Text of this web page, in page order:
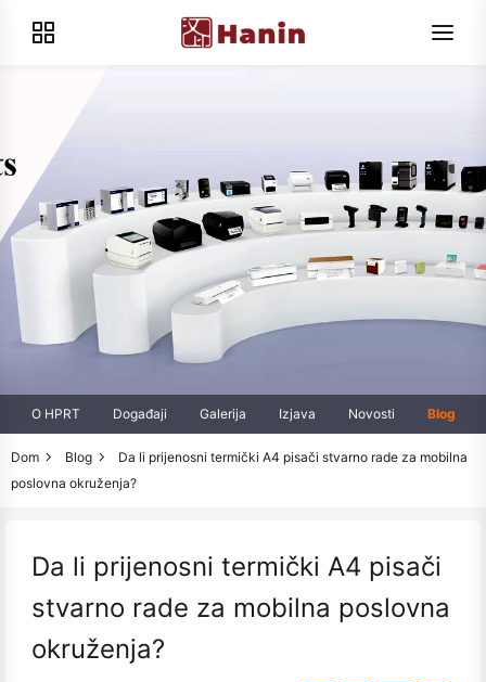
O HPRT Događaji Galerija Izjava Novosti Blog
Dom Blog
Da li prijenosni termički A4 pisači stvarno rade za mobilna
poslovna okruženja?
Da li prijenosni termički A4 pisači
stvarno rade za mobilna poslovna
okruženja?